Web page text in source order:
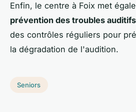
Enfin, le centre à Foix met
prévention des troubles auditifs
des contrôles réguliers pour
la dégradation de l'audition.
Seniors